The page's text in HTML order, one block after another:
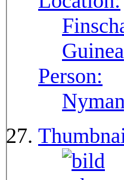
Guinea
Person: